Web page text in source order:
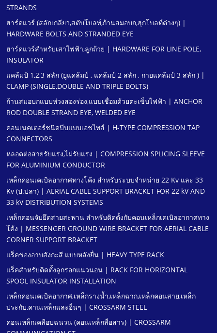
STRANDS
ฮาร์ดแวร์ (สลักเกลียว,สตับโบลท์,ก้านสมอบก,ฮุกโบลท์ต่างๆ) |
HARDWARE BOLTS AND STRANDED EYE
ฮาร์ดแวร์สําหรับเสาไฟฟ้า,ลูกถ้วย | HARDWARE FOR LINE POLE,
INSULATOR
แคล้มป์ 1,2,3 สลัก (ยูแคล้มป์ , แคล้มป์ 2 สลัก , กายแคล้มป์ 3 สลัก ) |
CLAMP (SINGLE,DOUBLE AND TRIPLE BOLTS)
ก้านสมอบกแบบห่วงสองร่อง,แบบเชื่อมด้วยตะเข็บไฟฟ้า | ANCHOR
ROD DOUBLE STRAND EYE, WELDED EYE
คอนเนคเตอร์ชนิดบีบแบบเอชไทส์ | H-TYPE COMPRESSION TAP
CONNECTORS
หลอดต่อสายรับแรง,ไม่รับแรง | COMPRESSION SPLICING SLEEVE
FOR ALUMINIUM CONDUCTOR
เหล็กคอนเคเบิลอากาศทางโค้ง สําหรับระบบจําหน่าย 22 Kv และ 33
Kv (ป.ปลา) | AERIAL CABLE SUPPORT BRACKET FOR 22 kV AND
33 kV DISTRIBUTION SYSTEMS
เหล็กคอนจับยึดสายสะพาน สําหรับติดตั้งกับคอนเหล็กเคเบิลอากาศทาง
โค้ง | MESSENGER GROUND WIRE BRACKET FOR AERIAL CABLE
CORNER SUPPORT BRACKET
แร็คช่องอาบสังกะสี แบบหลังยื่น | HEAVY TYPE RACK
แร็คสําหรับติดตั้งลูกรอกแนวนอน | RACK FOR HORIZONTAL
SPOOL INSULATOR INSTALLATION
เหล็กคอนเคเบิลอากาศ,เหล็กรางนํ้า,เหล็กฉาก,เหล็กคอนสาย,เหล็ก
ประกับ,คานเหล็กและอื่นๆ | CROSSARM STEEL
คอนเหล็กเคลือบฉนวน (คอนเหล็กสื่อสาร) | CROSSARM